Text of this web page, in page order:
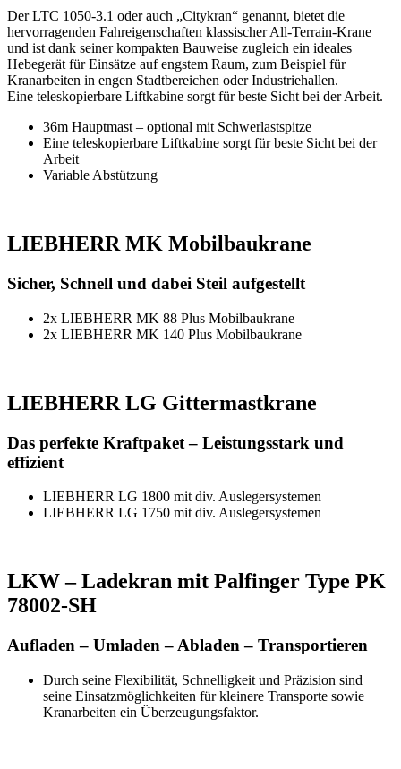
Der LTC 1050-3.1 oder auch „Citykran“ genannt, bietet die
hervorragenden Fahreigenschaften klassischer All-Terrain-Krane
und ist dank seiner kompakten Bauweise zugleich ein ideales
Hebegerät für Einsätze auf engstem Raum, zum Beispiel für
Kranarbeiten in engen Stadtbereichen oder Industriehallen.
Eine teleskopierbare Liftkabine sorgt für beste Sicht bei der Arbeit.
36m Hauptmast – optional mit Schwerlastspitze
Eine teleskopierbare Liftkabine sorgt für beste Sicht bei der
Arbeit
Variable Abstützung
LIEBHERR MK Mobilbaukrane
Sicher, Schnell und dabei Steil aufgestellt
2x LIEBHERR MK 88 Plus Mobilbaukrane
2x LIEBHERR MK 140 Plus Mobilbaukrane
LIEBHERR LG Gittermastkrane
Das perfekte Kraftpaket – Leistungsstark und
effizient
LIEBHERR LG 1800 mit div. Auslegersystemen
LIEBHERR LG 1750 mit div. Auslegersystemen
LKW – Ladekran mit Palfinger Type PK
78002-SH
Aufladen – Umladen – Abladen – Transportieren
Durch seine Flexibilität, Schnelligkeit und Präzision sind
seine Einsatzmöglichkeiten für kleinere Transporte sowie
Kranarbeiten ein Überzeugungsfaktor.